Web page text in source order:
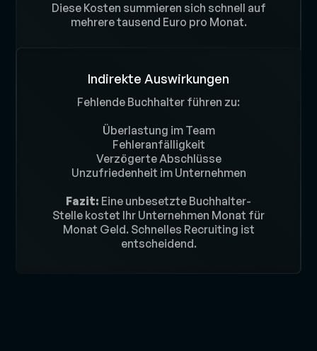
Das führt schnell zufinanziellen
Nachteilen und organisatorischen
Diese Kosten summieren sich schnell auf
mehrere tausend Euro pro Monat.
Indirekte Auswirkungen
Fehlende Buchhalter führen zu:
Überlastung im Team
Fehleranfälligkeit
Verzögerte Abschlüsse
Unzufriedenheit im Unternehmen
Fazit: Eine unbesetzte Buchhalter-
Stelle kostet Ihr Unternehmen Monat für
Monat Geld. Schnelles Recruiting ist
entscheidend.